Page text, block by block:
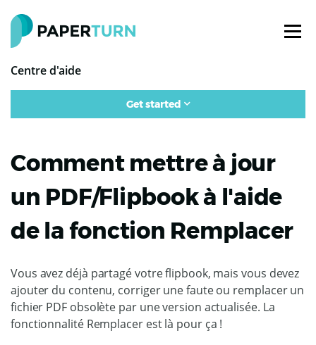
Centre d'aide
Get started
Comment mettre à jour
un PDF/Flipbook à l'aide
de la fonction Remplacer
Vous avez déjà partagé votre flipbook, mais vous devez
ajouter du contenu, corriger une faute ou remplacer un
fichier PDF obsolète par une version actualisée. La
fonctionnalité Remplacer est là pour ça !